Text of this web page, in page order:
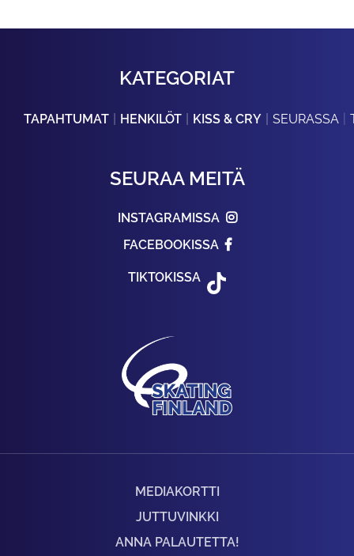
KATEGORIAT
TAPAHTUMAT HENKILÖT KISS & CRY SEURASSA
SEURAA MEITÄ
INSTAGRAMISSA
FACEBOOKISSA
TIKTOKISSA
MEDIAKORTTI
JUTTUVINKKI
ANNA PALAUTETTA!